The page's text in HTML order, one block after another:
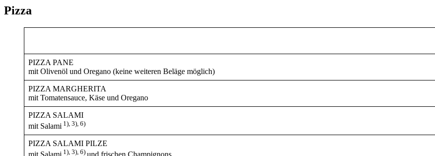
Pizza
PIZZA PANE
mit Olivenöl und Oregano (keine weiteren Beläge möglich)
PIZZA MARGHERITA
mit Tomatensauce, Käse und Oregano
PIZZA SALAMI
mit Salami 1), 3), 6)
PIZZA SALAMI PILZE
1), 3), 6)